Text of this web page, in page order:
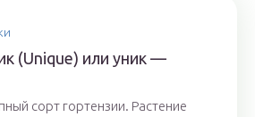
(Unique) или уник —
сорт гортензии. Растение